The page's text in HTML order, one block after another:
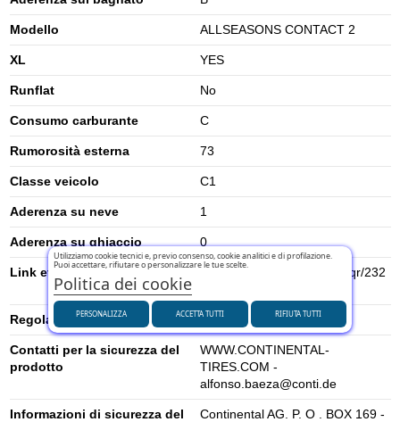
Modello ALLSEASONS CONTACT 2
XL YES
Runflat No
Consumo carburante C
Rumorosità esterna 73
Classe veicolo C1
Aderenza su neve 1
Aderenza su ghiaccio 0
Link etichetta energetica UE
https://eprel.ec.europa.eu/qr/232
Regolamento UE (2020/740) 2020/740
Contatti per la sicurezza del
prodotto
WWW.CONTINENTAL-
TIRES.COM -
alfonso.baeza@conti.de
Informazioni di sicurezza del
Continental AG. P. O . BOX 169 -
Utilizziamo cookie tecnici e, previo consenso, cookie analitici e di profilazione.
Puoi accettare, rifiutare o personalizzare le tue scelte.
Politica dei cookie
PERSONALIZZA RIFIUTA TUTTI
ACCETTA TUTTI